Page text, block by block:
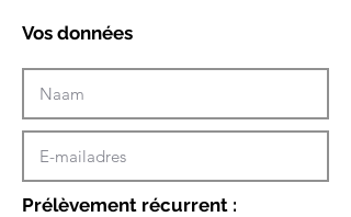
Vos données
Prélèvement récurrent :